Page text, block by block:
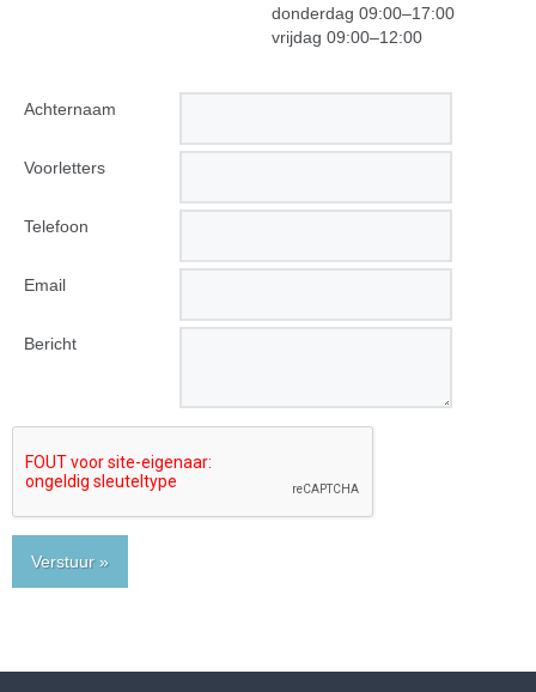
donderdag 09:00–17:00
vrijdag 09:00–12:00
Achternaam
Voorletters
Telefoon
Email
Bericht
Verstuur »